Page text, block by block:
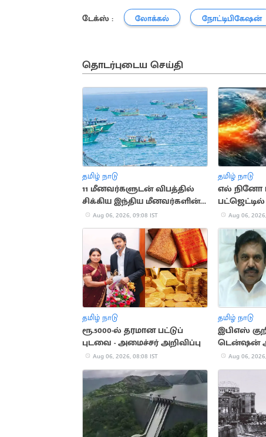
டேக்ஸ் : லோக்கல் நோட்டிபிகேஷன்
தொடர்புடைய செய்தி
தமிழ் நாடு
11 மீனவர்களுடன் விபத்தில்
சிக்கிய இந்திய மீனவர்களின்
படகுAug 06, 2026, 09:08 IST
தமிழ் நாடு
எல் நினோ
பட்ஜெட்டில்
ஒதுக்கீடு
Aug 06,
தமிழ் நாடு
ரூ.5000-ல் தரமான பட்டுப்
புடவை - அமைச்சர் அறிவிப்பு
Aug 06, 2026, 08:08 IST
தமிழ் நாடு
இபிஎஸ்
டென்ஷன்
Aug 06,